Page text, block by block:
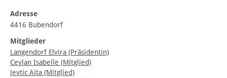
Adresse
4416 Bubendorf
Mitglieder
Langendorf Elvira (Präsidentin)
Ceylan Isabelle (Mitglied)
Jevtic Aita (Mitglied)